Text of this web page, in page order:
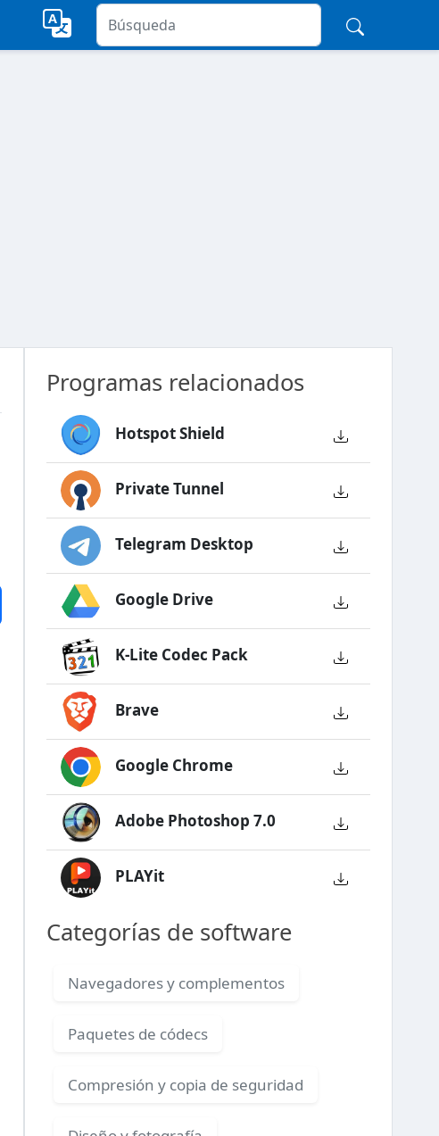
Programas relacionados
Hotspot Shield
Private Tunnel
Telegram Desktop
Google Drive
K-Lite Codec Pack
Brave
Google Chrome
Adobe Photoshop 7.0
PLAYit
Categorías de software
Navegadores y complementos
Paquetes de códecs
Compresión y copia de seguridad